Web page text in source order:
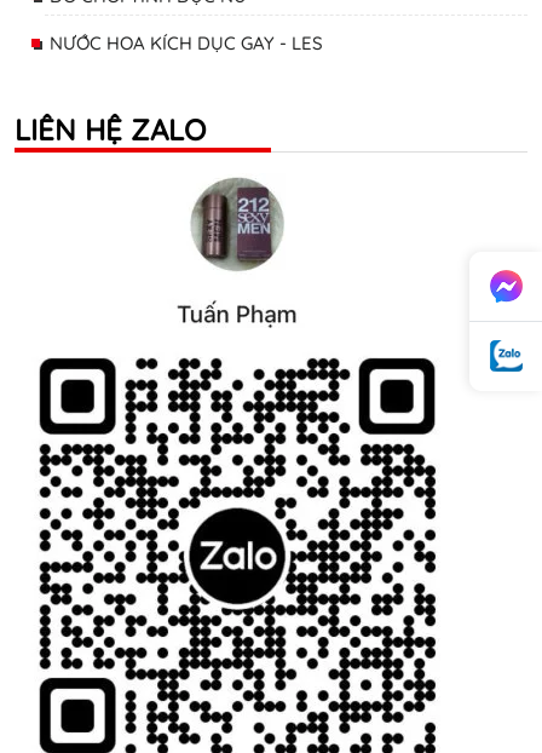
NƯỚC HOA KÍCH DỤC GAY - LES
LIÊN HỆ ZALO